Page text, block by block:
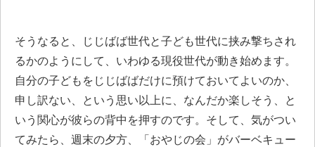
そうなると、じじばば世代と子ども世代に挟み撃ちされ
るかのようにして、いわゆる現役世代が動き始めます。
自分の子どもをじじばばだけに預けておいてよいのか、
申し訳ない、という思い以上に、なんだか楽しそう、と
いう関心が彼らの背中を押すのです。そして、気がつい
てみたら、週末の夕方、「おやじの会」がバーベキュー